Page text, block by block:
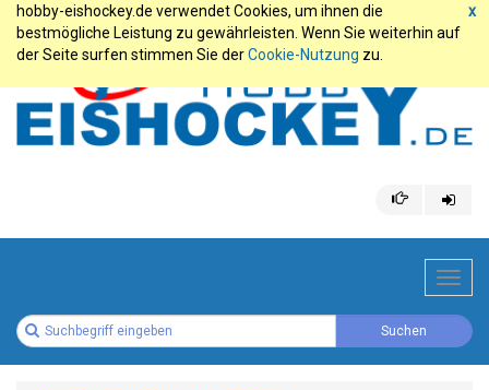
x
hobby-eishockey.de verwendet Cookies, um ihnen die
bestmögliche Leistung zu gewährleisten. Wenn Sie weiterhin auf
der Seite surfen stimmen Sie derCookie-Nutzung zu.